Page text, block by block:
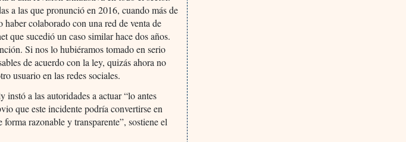
a las que pronunció en 2016, cuando más de
colaborado con una red de venta de
que sucedió un caso similar hace dos años.
Si nos lo hubiéramos tomado en serio
de acuerdo con la ley, quizás ahora no
usuario en las redes sociales.
a las autoridades a actuar “lo antes
que este incidente podría convertirse en
razonable y transparente”, sostiene el